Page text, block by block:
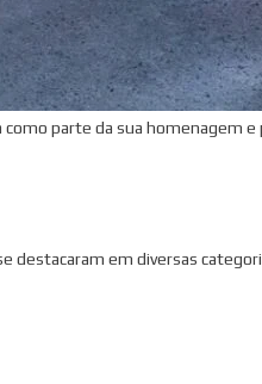
parte da sua homenagem e
destacaram em diversas